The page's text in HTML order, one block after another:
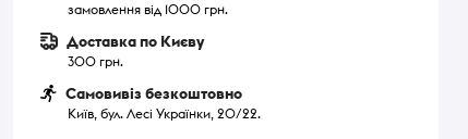
замовлення від 1000 грн.
Доставка по Києву
300 грн.
Самовивіз безкоштовно
Київ, бул. Лесі Українки, 20/22.